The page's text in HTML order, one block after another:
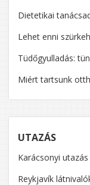
Dietetikai
Lehet enni
Tüdőgyulladás:
Miért tartsunk
UTAZÁS
Karácsonyi utazás
Reykjavík